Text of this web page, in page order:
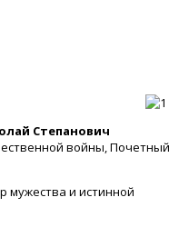
Степанович
войны, Почетный
мужества и истинной